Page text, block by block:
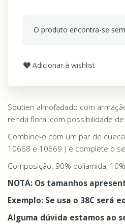
O produto encontra-se
Adicionar à wishlist
Soutien almofadado com
renda floral com possibilidade
Combine-o com um par de
10668 e 10669 ) e complete o
Composição: 90% poliamida,
NOTA: Os tamanhos
Exemplo: Se usa o 38C será
Alguma dúvida estamos ao